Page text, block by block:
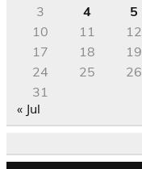
3
4 5
10
11 12
17
18 19
24
25 26
31
« Jul